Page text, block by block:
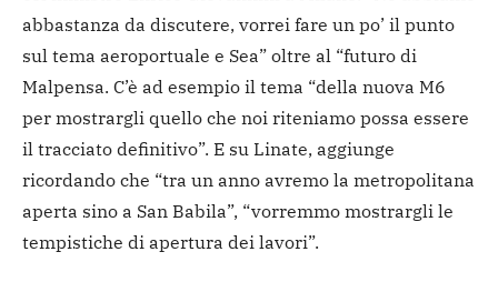
abbastanza da discutere, vorrei fare un po’ il punto
sul tema aeroportuale e Sea” oltre al “futuro di
Malpensa. C’è ad esempio il tema “della nuova M6
per mostrargli quello che noi riteniamo possa essere
il tracciato definitivo”. E su Linate, aggiunge
ricordando che “tra un anno avremo la metropolitana
aperta sino a San Babila”, “vorremmo mostrargli le
tempistiche di apertura dei lavori”.